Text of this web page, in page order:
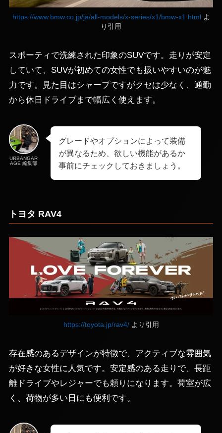
https://www.bmw.co.jp/ja/all-models/x-series/x1/bmw-x1.html よ
り引用
スポーティで洗練された印象のSUVです。走りが安定
していて、SUVが初めての女性でも扱いやすいのが魅
力です。見た目はシャープですがクセは少なく、通勤
から休日ドライブまで幅広く使えます。
URBANGAR
AGE 編集部
グレードやオプションによって装備
が異なるため、欲しい機能があるか
事前にチェックしておきましょう。
トヨタ RAV4
https://toyota.jp/rav4/より引用
存在感のあるデザインが特徴で、アクティブな雰囲気
が好きな女性に人気です。安定感のある走りで、長距
離ドライブやレジャーでも頼りになります。荷室が広
く、荷物が多い日にも便利です。